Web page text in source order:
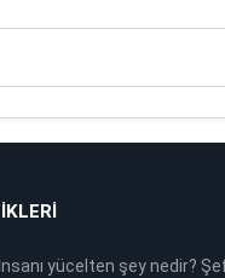
İnsanı yücelten şey nedir?